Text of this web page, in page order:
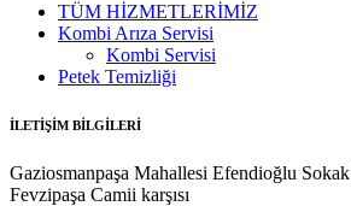
TÜM HİZMETLERİMİZ
Kombi Arıza Servisi
Kombi Servisi
Petek Temizliği
İLETİŞİM BİLGİLERİ
Gaziosmanpaşa Mahallesi Efendioğlu
Fevzipaşa Camii karşısı